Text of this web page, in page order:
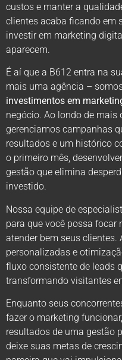
custos e manter a
clientes acaba ficando em
investir em marketing
aparecem.
É aí que a B612 entra na
mais uma agência –
investimentos em
negócio. Ao londo de mais
gerenciamos campanhas
resultados e um histórico
o primeiro mês,
gestão que elimina
investido.
Nossa equipe de
para que você possa focar
atender bem seus clientes.
personalizadas e
fluxo consistente de leads
transformando visitantes
Enquanto seus
fazer o marketing
resultados de uma gestão
deixe suas metas de